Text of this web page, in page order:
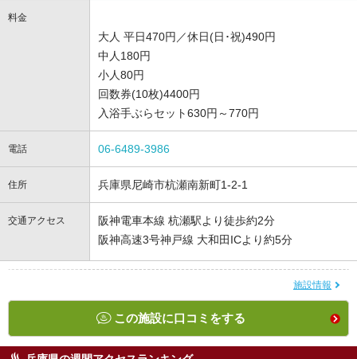
料金
大人 平日470円／休日(日･祝)490円
中人180円
小人80円
回数券(10枚)4400円
入浴手ぶらセット630円～770円
電話 06-6489-3986
住所 兵庫県尼崎市杭瀬南新町1-2-1
交通アクセス
阪神電車本線 杭瀬駅より徒歩約2分
阪神高速3号神戸線 大和田ICより約5分
施設情報
この施設に口コミをする